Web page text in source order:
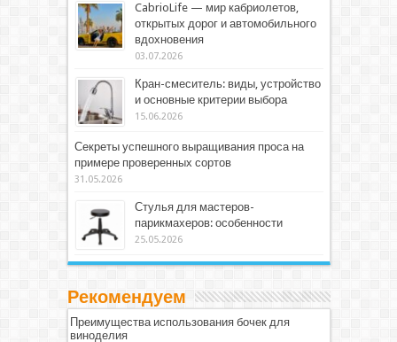
CabrioLife — мир кабриолетов,
открытых дорог и автомобильного
вдохновения
03.07.2026
Кран-смеситель: виды, устройство
и основные критерии выбора
15.06.2026
Секреты успешного выращивания проса на
примере проверенных сортов
31.05.2026
Стулья для мастеров-
парикмахеров: особенности
25.05.2026
Рекомендуем
Преимущества использования бочек для
виноделия